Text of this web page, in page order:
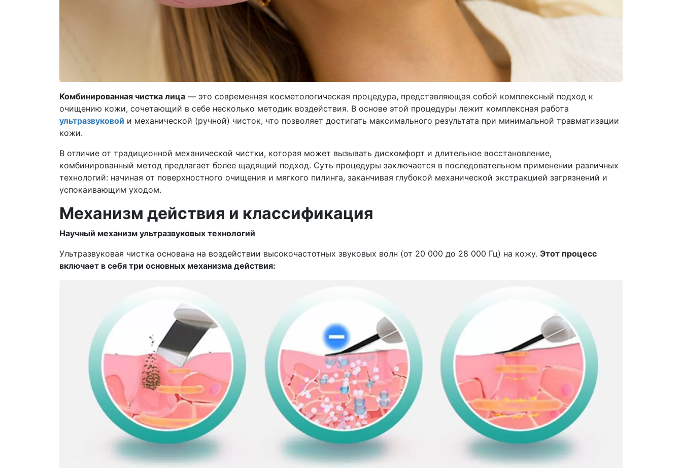
Комбинированная чистка лица — это современная косметологическая процедура, представляющая собой комплексный подход к
очищению кожи, сочетающий в себе несколько методик воздействия. В основе этой процедуры лежит комплексная работа
ультразвуковой и механической (ручной) чисток, что позволяет достигать максимального результата при минимальной травматизации
кожи.
В отличие от традиционной механической чистки, которая может вызывать дискомфорт и длительное восстановление,
комбинированный метод предлагает более щадящий подход. Суть процедуры заключается в последовательном применении различных
технологий: начиная от поверхностного очищения и мягкого пилинга, заканчивая глубокой механической экстракцией загрязнений и
успокаивающим уходом.
Механизм действия и классификация
Научный механизм ультразвуковых технологий
Ультразвуковая чистка основана на воздействии высокочастотных звуковых волн (от 20 000 до 28 000 Гц) на кожу. Этот процесс
включает в себя три основных механизма действия: